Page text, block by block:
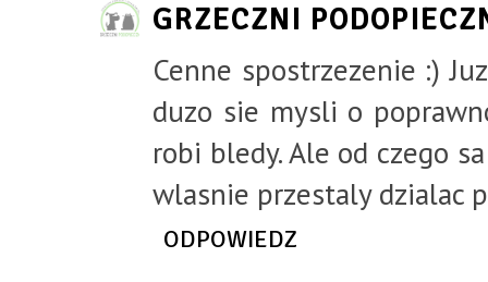
GRZECZNI
Cenne spostrzezenie :)
duzo sie mysli o
robi bledy. Ale od czego
wlasnie przestaly dzialac
ODPOWIEDZ